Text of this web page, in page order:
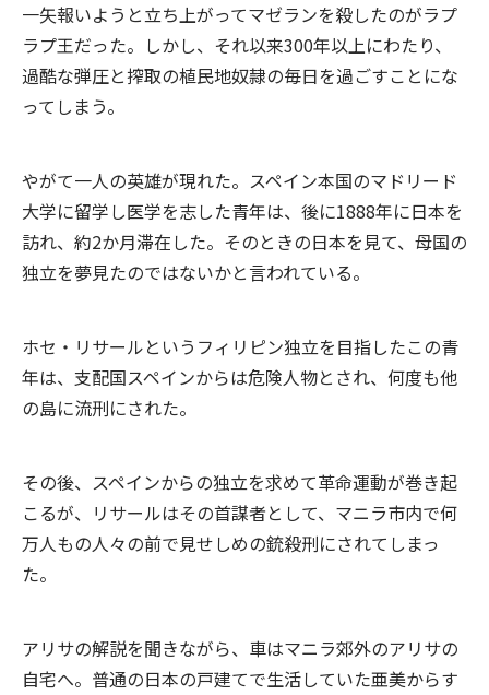
一矢報いようと立ち上がってマゼランを殺したのがラプ
ラプ王だった。しかし、それ以来300年以上にわたり、
過酷な弾圧と搾取の植民地奴隷の毎日を過ごすことにな
ってしまう。
やがて一人の英雄が現れた。スペイン本国のマドリード
大学に留学し医学を志した青年は、後に1888年に日本を
訪れ、約2か月滞在した。そのときの日本を見て、母国の
独立を夢見たのではないかと言われている。
ホセ・リサールというフィリピン独立を目指したこの青
年は、支配国スペインからは危険人物とされ、何度も他
の島に流刑にされた。
その後、スペインからの独立を求めて革命運動が巻き起
こるが、リサールはその首謀者として、マニラ市内で何
万人もの人々の前で見せしめの銃殺刑にされてしまっ
た。
アリサの解説を聞きながら、車はマニラ郊外のアリサの
自宅へ。普通の日本の戸建てで生活していた亜美からす